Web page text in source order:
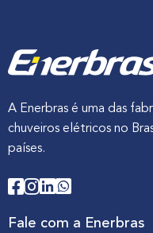
A Enerbras é uma das
chuveiros elétricos no
países.
Fale com a Enerbras